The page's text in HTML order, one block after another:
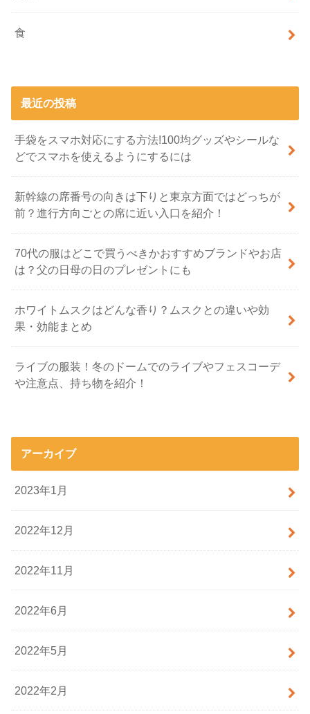
食
最近の投稿
手袋をスマホ対応にする方法!100均グッズやシールな
どでスマホを使えるようにするには
新幹線の席番号の向きは下りと東京方面ではどっちが
前？進行方向ごとの席に近い入口を紹介！
70代の服はどこで買うべきかおすすめブランドやお店
は？父の日母の日のプレゼントにも
ホワイトムスクはどんな香り？ムスクとの違いや効
果・効能まとめ
ライブの服装！冬のドームでのライブやフェスコーデ
や注意点、持ち物を紹介！
アーカイブ
2023年1月
2022年12月
2022年11月
2022年6月
2022年5月
2022年2月